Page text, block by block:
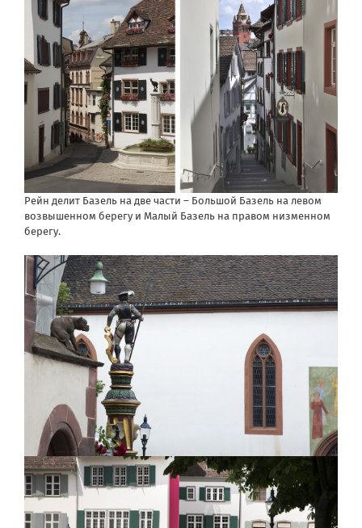
Рейн делит Базель на две части – Большой Базель на левом
возвышенном берегу и Малый Базель на правом низменном
берегу.